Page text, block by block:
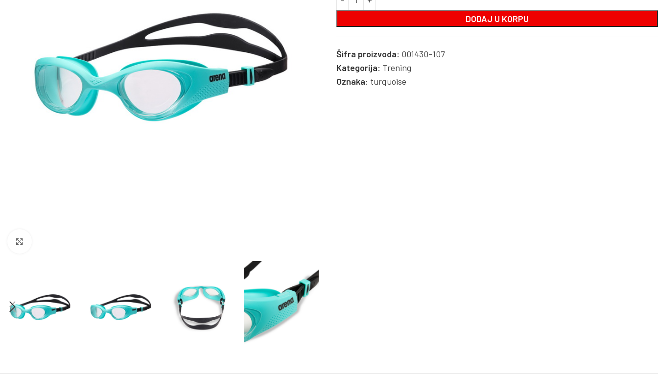
DODAJ U KORPU
Šifra proizvoda: 001430-107
Kategorija: Trening
Oznaka: turquoise